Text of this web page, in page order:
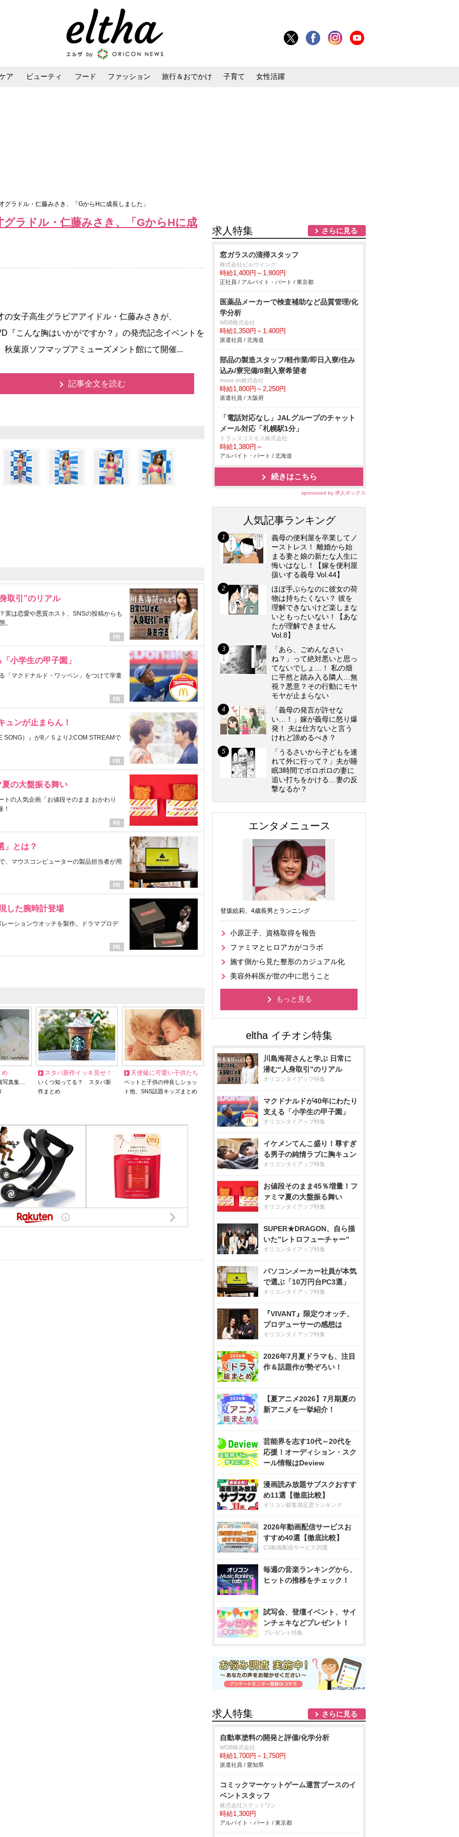
ア ビューティ フード ファッション 旅行＆おでかけ 子育て 女性活躍
ラドル・仁藤みさき、「GからHに成長しました」
ラドル・仁藤みさき、「GからHに成
女子高生グラビアアイドル・仁藤みさきが、
『こんな胸はいかがですか？』の発売記念イベントを
秋葉原ソフマップアミューズメント館にて開催...
記事全文を読む
取引”のリアル
実は恋愛や悪質ホスト、SNSの投稿からも
。
小学生の甲子園」
「マクドナルド・ワッペン」をつけて学童
ュンが止まらん！
SONG）』が8／５よりJ:COM STREAMで
の大盤振る舞い
の人気企画「お値段そのまま おかわり
！
」とは？
、マウスコンピューターの製品担当者が用
した腕時計登場
ーションウオッチを製作。ドラマプロデ
め
写真集…
スタバ新作イッキ見せ！
いくつ知ってる？ スタバ新
作まとめ
天使級に可愛い子供たち
ペットと子供の仲良しショッ
ト他、SNS話題キッズまとめ
求人特集 さらに見る
窓ガラスの清掃スタッフ
株式会社ビルウイング
時給1,400円～1,800円
正社員 / アルバイト・パート / 東京都
医薬品メーカーで検査補助など品質管理/化
学分析
WDB株式会社
時給1,350円～1,400円
派遣社員 / 北海道
部品の製造スタッフ/軽作業/即日入寮/住み
込み/寮完備/8割入寮希望者
move on株式会社
時給1,800円～2,250円
派遣社員 / 大阪府
「電話対応なし」JALグループのチャット
メール対応「札幌駅1分」
トランスコスモス株式会社
時給1,380円～
アルバイト・パート / 北海道
続きはこちら
sponsored by 求人ボックス
人気記事ランキング
義母の便利屋を卒業してノ
ーストレス！ 離婚から始
まる妻と娘の新たな人生に
悔いはなし！【嫁を便利屋
扱いする義母 Vol.44】
ほぼ手ぶらなのに彼女の荷
物は持ちたくない？ 彼を
理解できないけど楽しまな
いともったいない！【あな
たが理解できません
Vol.8】
「あら、ごめんなさい
ね？」って絶対悪いと思っ
てないでしょ…！ 私の畑
に平然と踏み入る隣人…無
視？悪意？その行動にモヤ
モヤが止まらない
「義母の発言が許せな
い…！」嫁が義母に怒り爆
発！ 夫は仕方ないと言う
けれど諦めるべき？
「うるさいから子どもを連
れて外に行って？」夫が睡
眠3時間でボロボロの妻に
追い打ちをかける…妻の反
撃なるか？
エンタメニュース
登坂絵莉、4歳長男とランニング
小原正子、資格取得を報告
ファミマとヒロアカがコラボ
施す側から見た整形のカジュアル化
美容外科医が世の中に思うこと
もっと見る
川島海荷さんと学ぶ 日常に
潜む“人身取引”のリアル
オリコンタイアップ特集
マクドナルドが40年にわたり
支える「小学生の甲子園」
オリコンタイアップ特集
イケメンてんこ盛り！尊すぎ
る男子の純情ラブに胸キュン
オリコンタイアップ特集
お値段そのまま45％増量！フ
ァミマ夏の大盤振る舞い
オリコンタイアップ特集
SUPER★DRAGON、自ら描
いた”レトロフューチャー”
オリコンタイアップ特集
パソコンメーカー社員が本気
で選ぶ「10万円台PC3選」
オリコンタイアップ特集
『VIVANT』限定ウオッチ、
プロデューサーの感想は
オリコンタイアップ特集
2026年7月夏ドラマも、注目
作＆話題作が勢ぞろい！
【夏アニメ2026】7月期夏の
新アニメを一挙紹介！
芸能界を志す10代～20代を
応援！オーディション・スク
ール情報はDeview
漫画読み放題サブスクおすす
め11選【徹底比較】
オリコン顧客満足度ランキング
2026年動画配信サービスお
すすめ40選【徹底比較】
CS動画配信サービス20選
毎週の音楽ランキングから、
ヒットの推移をチェック！
試写会、登壇イベント、サイ
ンチェキなどプレゼント！
プレゼント特集
求人特集 さらに見る
自動車塗料の開発と評価/化学分析
WDB株式会社
時給1,700円～1,750円
派遣社員 / 愛知県
コミックマーケットゲーム運営ブースのイ
ベントスタッフ
株式会社ステッドワン
時給1,300円
アルバイト・パート / 東京都